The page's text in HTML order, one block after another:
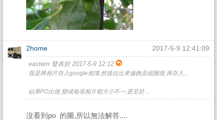
2home 2017-5-9 12:41:09
eastern 發表於 2017-5-9 12:12
我是將相片存入google相簿,然後拉出來修飾及縮圖後,再存入...
結果PO出後,變成每張相片都大小不一,甚至於 ...
沒看到po 的圖,所以無法解答....